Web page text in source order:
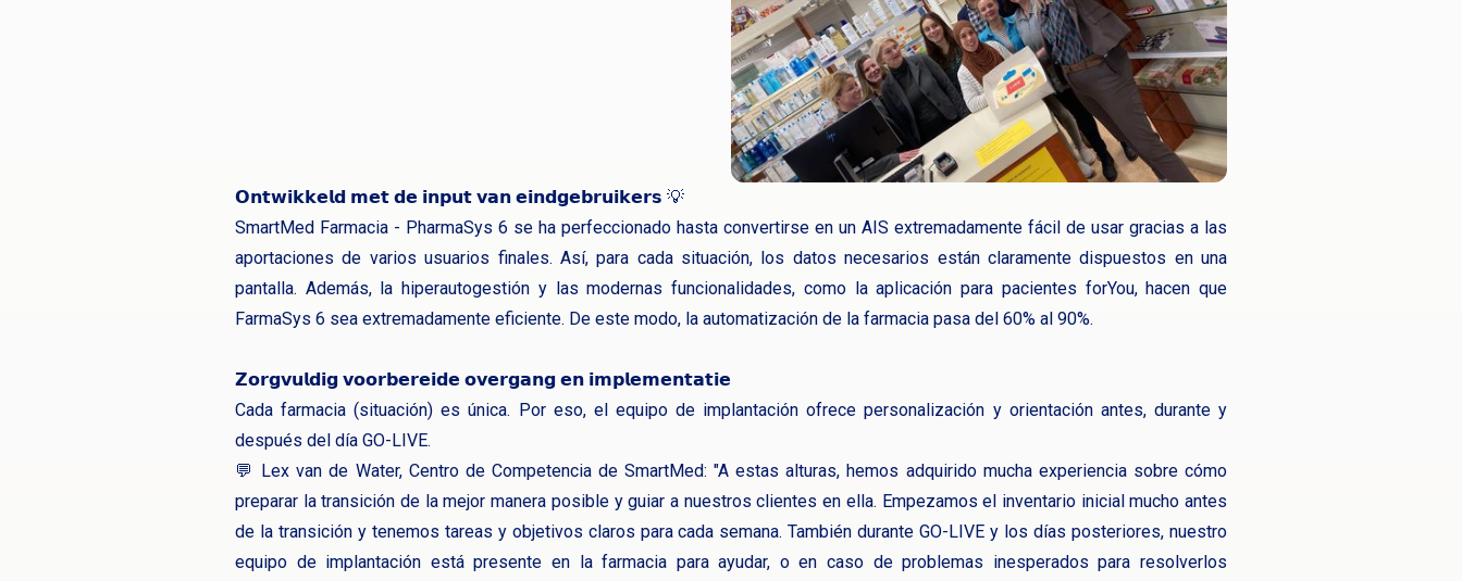
𝗢𝗻𝘁𝘄𝗶𝗸𝗸𝗲𝗹𝗱 𝗺𝗲𝘁 𝗱𝗲 𝗶𝗻𝗽𝘂𝘁 𝘃𝗮𝗻 𝗲𝗶𝗻𝗱𝗴𝗲𝗯𝗿𝘂𝗶𝗸𝗲𝗿𝘀 💡
SmartMed Farmacia - PharmaSys 6 se ha perfeccionado hasta convertirse en un AIS extremadamente fácil de usar gracias a las
aportaciones de varios usuarios finales. Así, para cada situación, los datos necesarios están claramente dispuestos en una
pantalla. Además, la hiperautogestión y las modernas funcionalidades, como la aplicación para pacientes forYou, hacen que
FarmaSys 6 sea extremadamente eficiente. De este modo, la automatización de la farmacia pasa del 60% al 90%.
𝗭𝗼𝗿𝗴𝘃𝘂𝗹𝗱𝗶𝗴 𝘃𝗼𝗼𝗿𝗯𝗲𝗿𝗲𝗶𝗱𝗲 𝗼𝘃𝗲𝗿𝗴𝗮𝗻𝗴 𝗲𝗻 𝗶𝗺𝗽𝗹𝗲𝗺𝗲𝗻𝘁𝗮𝘁𝗶𝗲
Cada farmacia (situación) es única. Por eso, el equipo de implantación ofrece personalización y orientación antes, durante y
después del día GO-LIVE.
💬 Lex van de Water, Centro de Competencia de SmartMed: "A estas alturas, hemos adquirido mucha experiencia sobre cómo
preparar la transición de la mejor manera posible y guiar a nuestros clientes en ella. Empezamos el inventario inicial mucho antes
de la transición y tenemos tareas y objetivos claros para cada semana. También durante GO-LIVE y los días posteriores, nuestro
equipo de implantación está presente en la farmacia para ayudar, o en caso de problemas inesperados para resolverlos